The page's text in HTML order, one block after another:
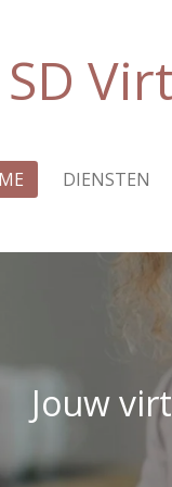
SD
DIENSTEN
Jouw